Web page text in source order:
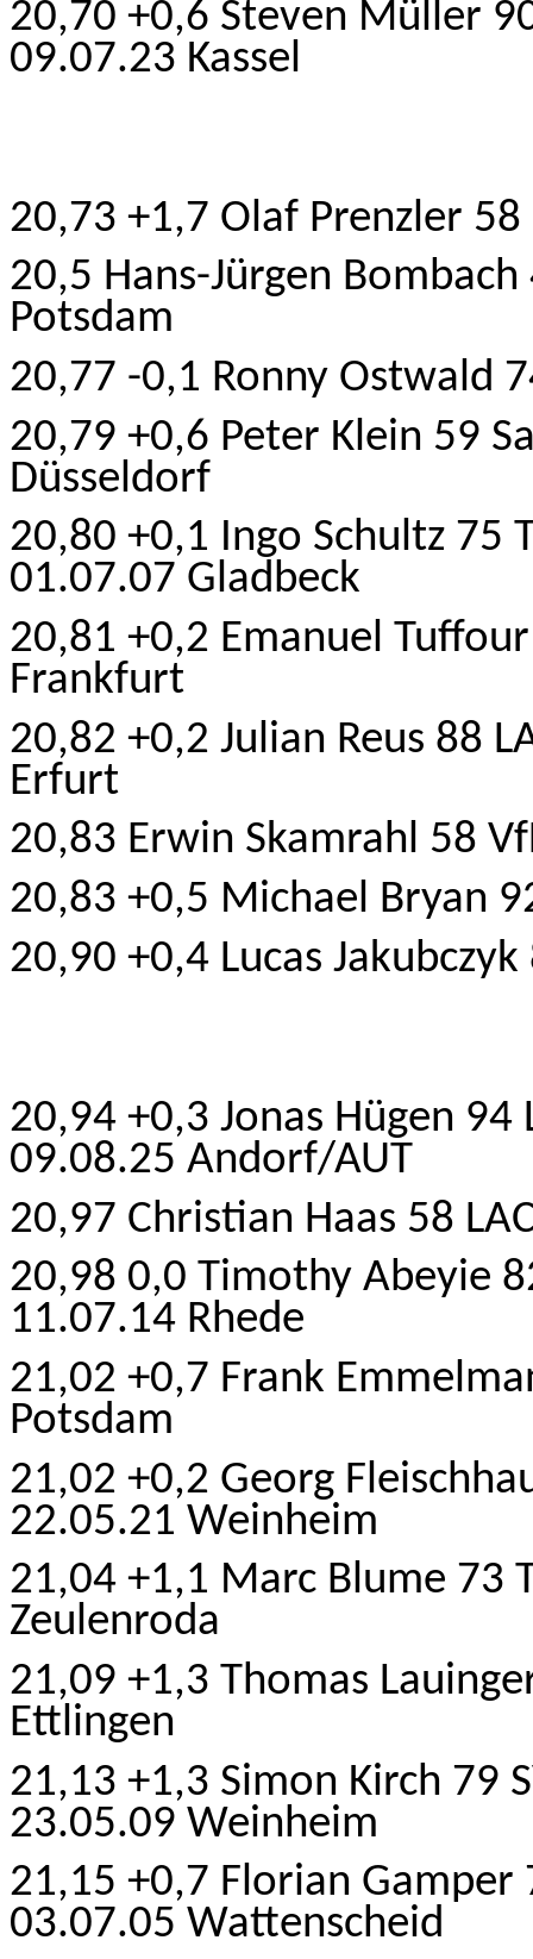
20,70 +0,6 Steven Müller
09.07.23 Kassel
20,73 +1,7 Olaf Prenzler
20,5 Hans-Jürgen
Potsdam
20,77 -0,1 Ronny Ostwald
20,79 +0,6 Peter Klein 59
Düsseldorf
20,80 +0,1 Ingo Schultz 75
01.07.07 Gladbeck
20,81 +0,2 Emanuel
Frankfurt
20,82 +0,2 Julian Reus 88
Erfurt
20,83 Erwin Skamrahl 58
20,83 +0,5 Michael Bryan
20,90 +0,4 Lucas
20,94 +0,3 Jonas Hügen
09.08.25 Andorf/AUT
20,97 Christian Haas 58
20,98 0,0 Timothy Abeyie
11.07.14 Rhede
21,02 +0,7 Frank
Potsdam
21,02 +0,2 Georg
22.05.21 Weinheim
21,04 +1,1 Marc Blume 73
Zeulenroda
21,09 +1,3 Thomas
Ettlingen
21,13 +1,3 Simon Kirch 79
23.05.09 Weinheim
21,15 +0,7 Florian Gamper
03.07.05 Wattenscheid